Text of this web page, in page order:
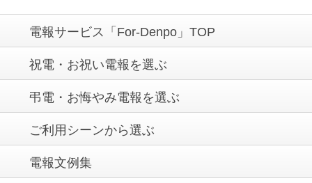
電報サービス「For-Denpo」TOP
祝電・お祝い電報を選ぶ
弔電・お悔やみ電報を選ぶ
ご利用シーンから選ぶ
電報文例集